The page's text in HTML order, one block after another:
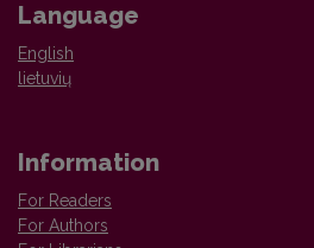
Language
English
lietuvių
Information
For Readers
For Authors